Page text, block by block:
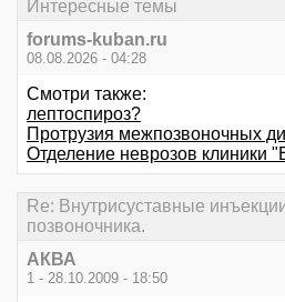
Интересные темы
forums-kuban.ru
08.08.2026 - 04:28
Смотри также:
лептоспироз?
Протрузия межпозвоночных
Отделение неврозов клиники
Re: Внутрисуставные
позвоночника.
АКВА
1 - 28.10.2009 - 18:50